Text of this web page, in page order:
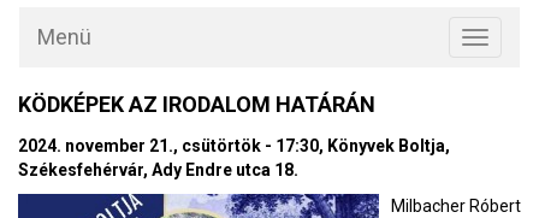
Toggle
Menü
KÖDKÉPEK AZ IRODALOM HATÁRÁN
2024. november 21., csütörtök - 17:30, Könyvek Boltja,
Székesfehérvár, Ady Endre utca 18.
Milbacher Róbert